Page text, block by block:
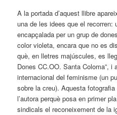
A la portada d’aquest llibre
una de les idees que el recorren:
encapçalada per un grup de
color violeta, encara que no es
què, en lletres majúscules, es
Dones CC.OO. Santa Coloma”,
internacional del feminisme (un
sobre la creu). Aquesta
l’autora perquè posa en primer
sindicals el reconeixement de la